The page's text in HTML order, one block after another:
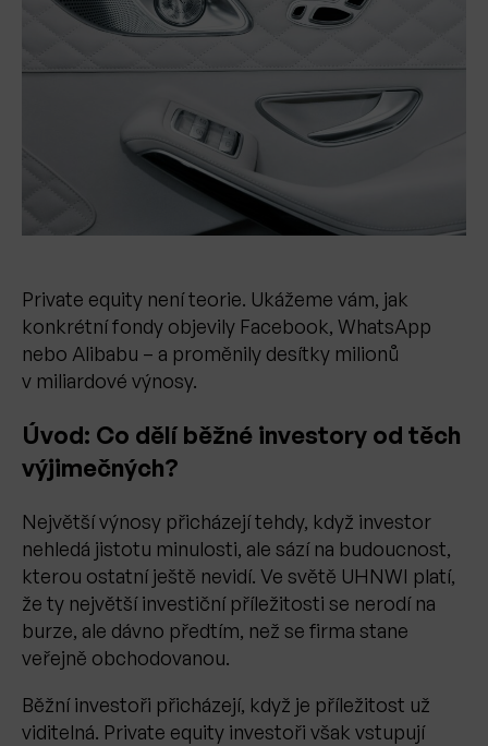
Private equity není teorie. Ukážeme vám, jak
konkrétní fondy objevily Facebook, WhatsApp
nebo Alibabu – a proměnily desítky milionů
v miliardové výnosy.
Úvod: Co dělí běžné investory od těch
výjimečných?
Největší výnosy přicházejí tehdy, když investor
nehledá jistotu minulosti, ale sází na budoucnost,
kterou ostatní ještě nevidí. Ve světě UHNWI platí,
že ty největší investiční příležitosti se nerodí na
burze, ale dávno předtím, než se firma stane
veřejně obchodovanou.
Běžní investoři přicházejí, když je příležitost už
viditelná. Private equity investoři však vstupují